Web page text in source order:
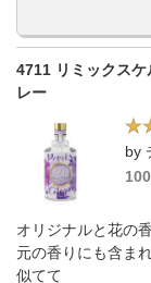
4711 リミックス
レー
by
オリジナルと花の
元の香りにも含ま
似てて